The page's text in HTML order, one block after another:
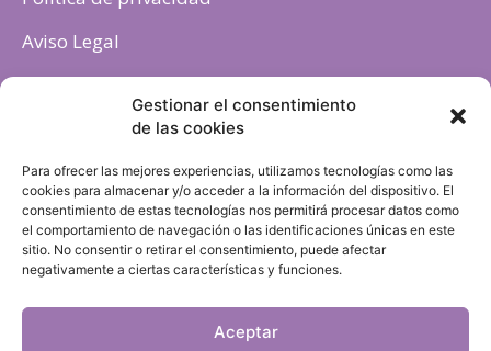
Gestionar el consentimiento
de las cookies
Para ofrecer las mejores experiencias, utilizamos tecnologías como las
cookies para almacenar y/o acceder a la información del dispositivo. El
consentimiento de estas tecnologías nos permitirá procesar datos como
el comportamiento de navegación o las identificaciones únicas en este
sitio. No consentir o retirar el consentimiento, puede afectar
negativamente a ciertas características y funciones.
Aceptar
Aviso Legal
Política de cookies